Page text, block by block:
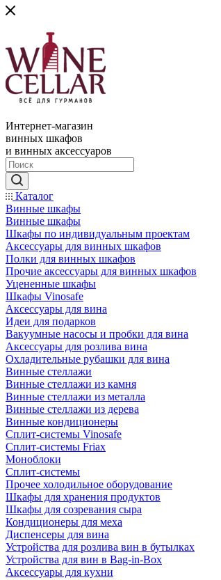
Интернет-магазин
винных шкафов
и винных аксессуаров
Каталог
Винные шкафы
Винные шкафы
Шкафы по индивидуальным проектам
Аксессуары для винных шкафов
Полки для винных шкафов
Прочие аксессуары для винных шкафов
Уцененные шкафы
Шкафы Vinosafe
Аксессуары для вина
Идеи для подарков
Вакуумные насосы и пробки для вина
Аксессуары для розлива вина
Охладительные рубашки для вина
Винные стеллажи
Винные стеллажи из камня
Винные стеллажи из металла
Винные стеллажи из дерева
Винные кондиционеры
Сплит-системы Vinosafe
Сплит-системы Friax
Моноблоки
Сплит-системы
Прочее холодильное оборудование
Шкафы для хранения продуктов
Шкафы для созревания сыра
Кондиционеры для меха
Диспенсеры для вина
Устройства для розлива вин в бутылках
Устройства для вин в Bag-in-Box
Аксессуары для кухни